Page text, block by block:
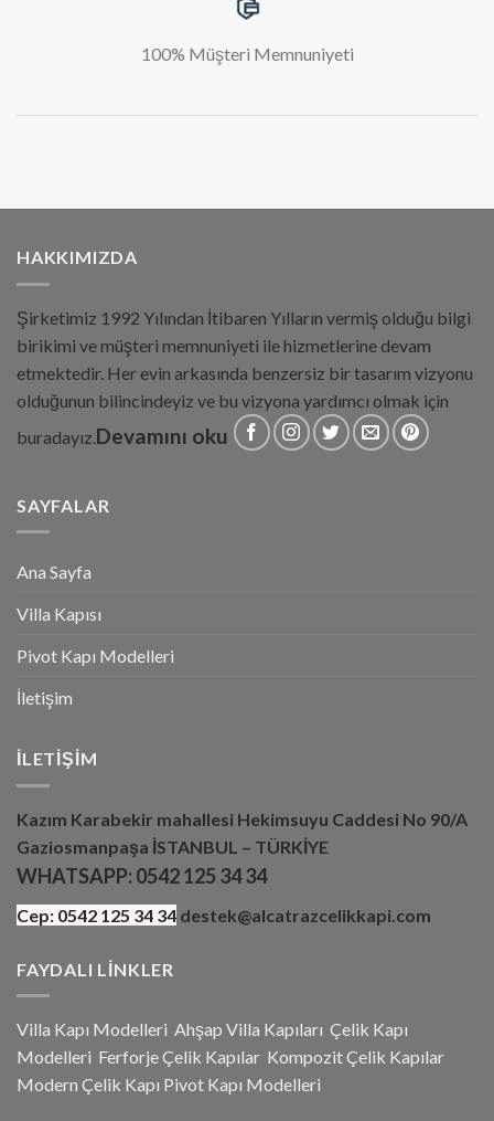
100% Müşteri Memnuniyeti
HAKKIMIZDA
Şirketimiz 1992 Yılından İtibaren Yılların vermiş olduğu bilgi
birikimi ve müşteri memnuniyeti ile hizmetlerine devam
etmektedir. Her evin arkasında benzersiz bir tasarım vizyonu
olduğunun bilincindeyiz ve bu vizyona yardımcı olmak için
buradayız.Devamını oku
SAYFALAR
Ana Sayfa
Villa Kapısı
Pivot Kapı Modelleri
İletişim
İLETIŞIM
Kazım Karabekir mahallesi Hekimsuyu Caddesi No 90/A
Gaziosmanpaşa İSTANBUL – TÜRKİYE
WHATSAPP: 0542 125 34 34
Cep: 0542 125 34 34 destek@alcatrazcelikkapi.com
FAYDALI LINKLER
Villa Kapı Modelleri Ahşap Villa Kapıları Çelik Kapı
Modelleri Ferforje Çelik Kapılar Kompozit Çelik Kapılar
Modern Çelik Kapı Pivot Kapı Modelleri